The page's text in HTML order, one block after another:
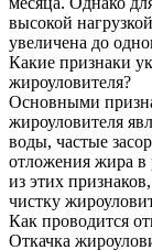
высокой
увеличена до
Какие признаки
жироуловителя?
Основными
жироуловителя
воды, частые
отложения жира в
из этих
чистку
Как проводится
Откачка